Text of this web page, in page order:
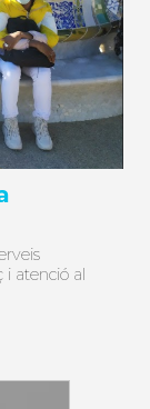
i atenció al